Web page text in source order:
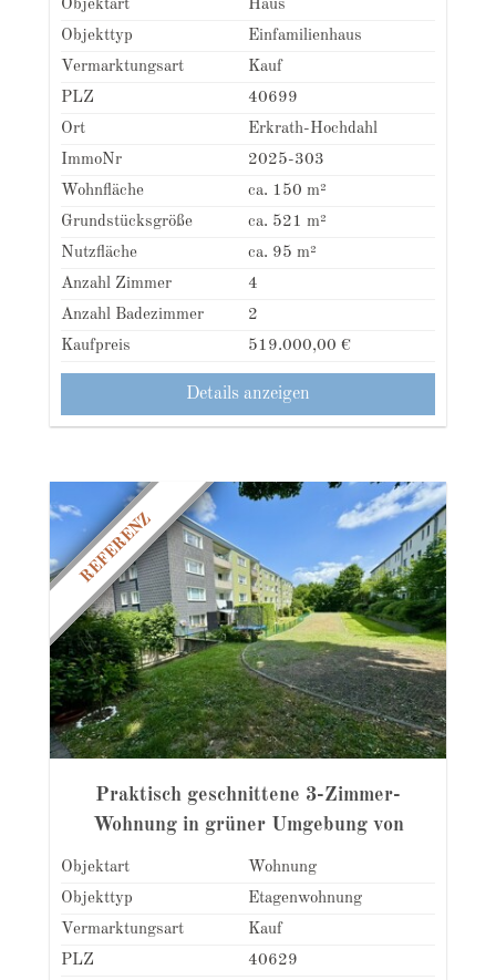
Objektart
Haus
Objekttyp
Einfamilienhaus
Vermarktungsart
Kauf
PLZ
40699
Ort
Erkrath-Hochdahl
ImmoNr
2025-303
Wohnfläche
ca. 150 m²
Grundstücksgröße
ca. 521 m²
Nutzfläche
ca. 95 m²
Anzahl Zimmer
4
Anzahl Badezimmer
2
Kaufpreis
519.000,00 €
Details anzeigen
REFERENZ
Praktisch geschnittene 3-Zimmer-
Wohnung in grüner Umgebung von
Düsseldorf-Ludenberg
Objektart
Wohnung
Objekttyp
Etagenwohnung
Vermarktungsart
Kauf
PLZ
40629